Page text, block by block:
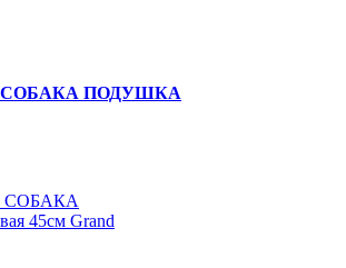
СОБАКА ПОДУШКА